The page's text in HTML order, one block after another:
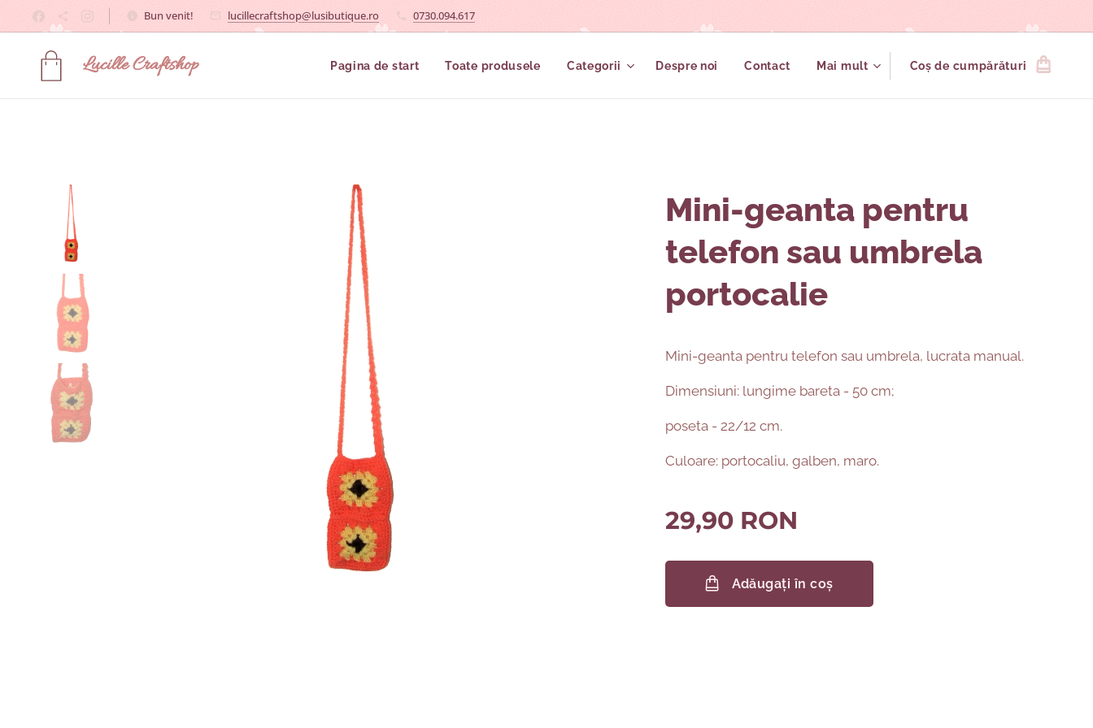
Bun venit! lucillecraftshop@lusibutique.ro 0730.094.617
LucilleCraftshop Pagina de start Toate produsele Categorii Despre noi Contact Mai mult Coș de cumpărături
Mini-geanta pentru
telefon sau umbrela
portocalie
Mini-geanta pentru telefon sau umbrela, lucrata manual.
Dimensiuni: lungime bareta - 50 cm;
poseta - 22/12 cm.
Culoare: portocaliu, galben, maro.
29,90 RON
Adăugați în coș